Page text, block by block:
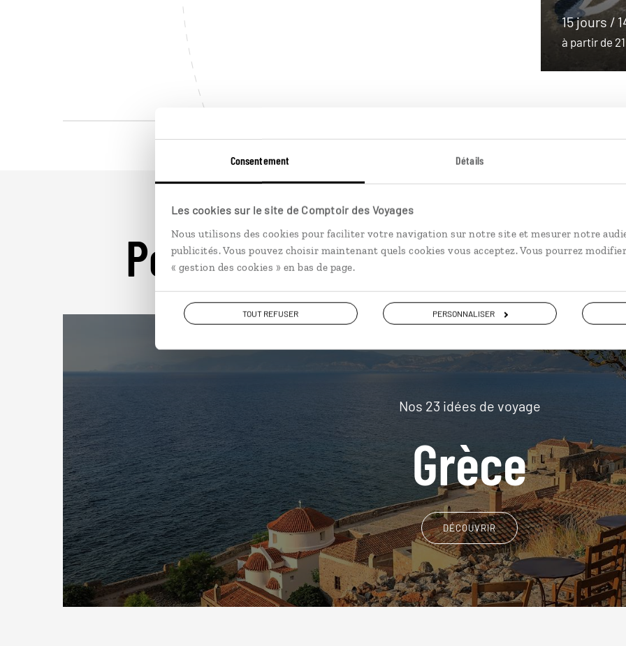
Consentement Détails
Les cookies sur le site de Comptoir des Voyages
Nous utilisons des cookies pour faciliter votre navigation sur notre site et mesurer notre
publicités. Vous pouvez choisir maintenant quels cookies vous acceptez. Vous pourrez
« gestion des cookies » en bas de page.
TOUT REFUSER PERSONNALISER
15 jours /
à partir de
Pour aller plus loin
Nos 23 idées de voyage
Grèce
DÉCOUVRIR